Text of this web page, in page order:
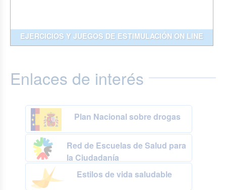
EJERCICIOS Y JUEGOS DE ESTIMULACIÓN ON LINE
Enlaces de interés
Plan Nacional sobre drogas
Red de Escuelas de Salud para
la Ciudadanía
Estilos de vida saludable